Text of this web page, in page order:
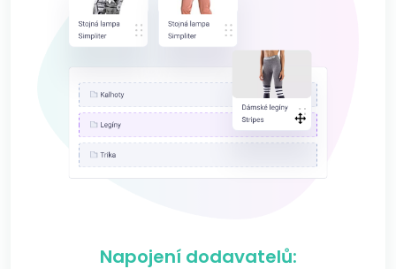
Napojení dodavatelů: